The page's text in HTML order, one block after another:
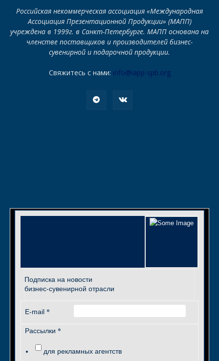
Российская некоммерческая ассоциация «Международная
Ассоциация Презентационной Продукции» (МАПП)
учреждена в 1999г. в Санкт-Петербурге. МАПП основана на
членстве поставщиков и производителей бизнес-
сувенирной и подарочной продукции.
Свяжитесь с нами: info@iapp-spb.org
Подписка на новости
бизнес-сувенирной отрасли
E-mail *
Рассылки *
для рекламных агентств